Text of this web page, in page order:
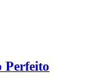
Perfeito